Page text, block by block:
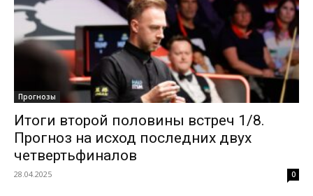
Прогнозы
Итоги второй половины встреч 1/8.
Прогноз на исход последних двух
четвертьфиналов
28.04.2025 0